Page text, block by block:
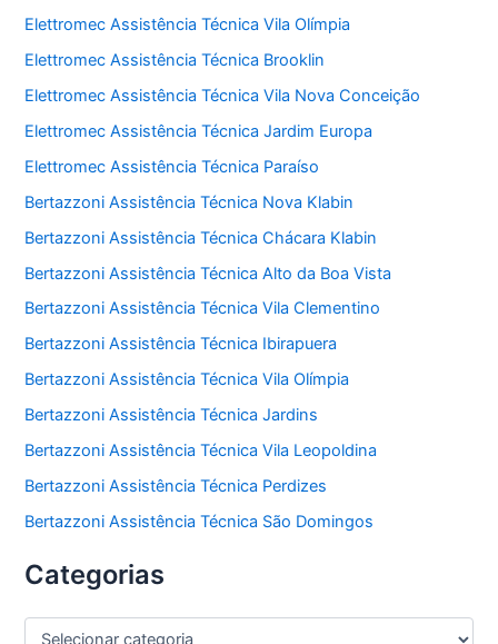
Elettromec Assistência Técnica Vila Olímpia
Elettromec Assistência Técnica Brooklin
Elettromec Assistência Técnica Vila Nova Conceição
Elettromec Assistência Técnica Jardim Europa
Elettromec Assistência Técnica Paraíso
Bertazzoni Assistência Técnica Nova Klabin
Bertazzoni Assistência Técnica Chácara Klabin
Bertazzoni Assistência Técnica Alto da Boa Vista
Bertazzoni Assistência Técnica Vila Clementino
Bertazzoni Assistência Técnica Ibirapuera
Bertazzoni Assistência Técnica Vila Olímpia
Bertazzoni Assistência Técnica Jardins
Bertazzoni Assistência Técnica Vila Leopoldina
Bertazzoni Assistência Técnica Perdizes
Bertazzoni Assistência Técnica São Domingos
Categorias
C